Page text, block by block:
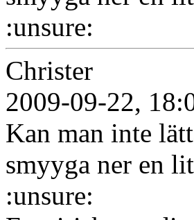
:unsure:
Christer
2009-09-22,
Kan man inte
smyyga ner en
:unsure: